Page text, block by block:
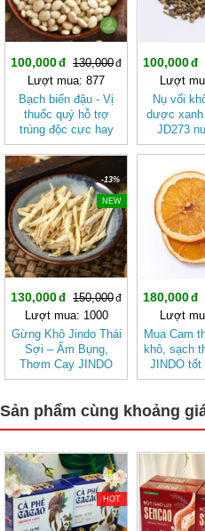
100,000
130,000
Lượt mua: 877
Bạch biển đậu - Vị
thuốc quý hỗ trợ
trúng độc cực hay
JD272 bachbiendau
100,000
Lượt
Nụ vối
dược
JD273
-13%
NEW
130,000
150,000
Lượt mua: 1000
Gừng Khô Jindo Thái
Sợi – Ấm Bụng,
Thơm Cay JINDO
180,000
Lượt
Mua Cam
khô, sạch
JINDO
Sản phẩm cùng khoảng
-45%
HOT